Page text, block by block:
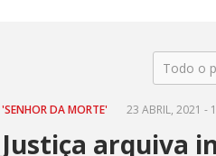
Todo o
'SENHOR DA MORTE' 23 ABRIL, 2021 -
Justiça arquiva